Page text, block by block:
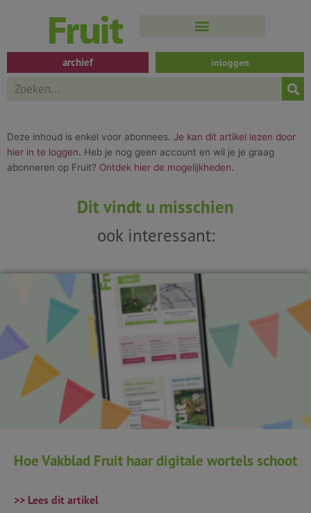
inhoud
archief inloggen
Search
Deze inhoud is enkel voor abonnees. Je kan dit artikel lezen door
hier in te loggen. Heb je nog geen account en wil je je graag
abonneren op Fruit? Ontdek hier de mogelijkheden.
Dit vindt u misschien
ook interessant:
Hoe Vakblad Fruit haar digitale wortels schoot
>> Lees dit artikel